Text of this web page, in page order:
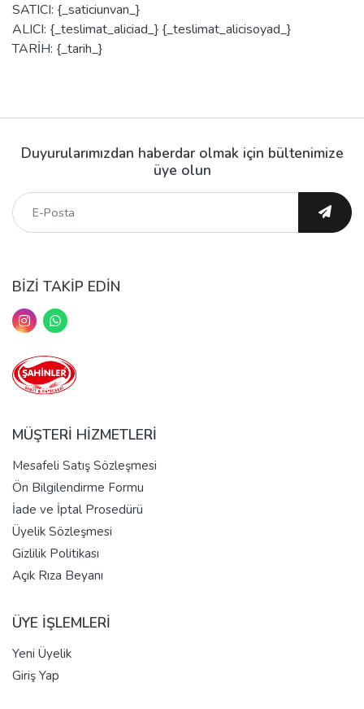
SATICI: {_saticiunvan_}
ALICI: {_teslimat_aliciad_} {_teslimat_alicisoyad_}
TARİH: {_tarih_}
Duyurularımızdan haberdar olmak için bültenimize
üye olun
BİZİ TAKİP EDİN
MÜŞTERİ HİZMETLERİ
Mesafeli Satış Sözleşmesi
Ön Bilgilendirme Formu
İade ve İptal Prosedürü
Üyelik Sözleşmesi
Gizlilik Politikası
Açık Rıza Beyanı
ÜYE İŞLEMLERİ
Yeni Üyelik
Giriş Yap